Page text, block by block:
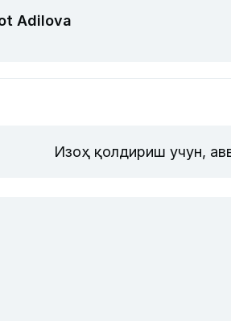
Adilova
Изоҳ қолдириш учун,